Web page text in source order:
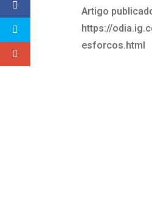
Artigo
https://
esforcos.html